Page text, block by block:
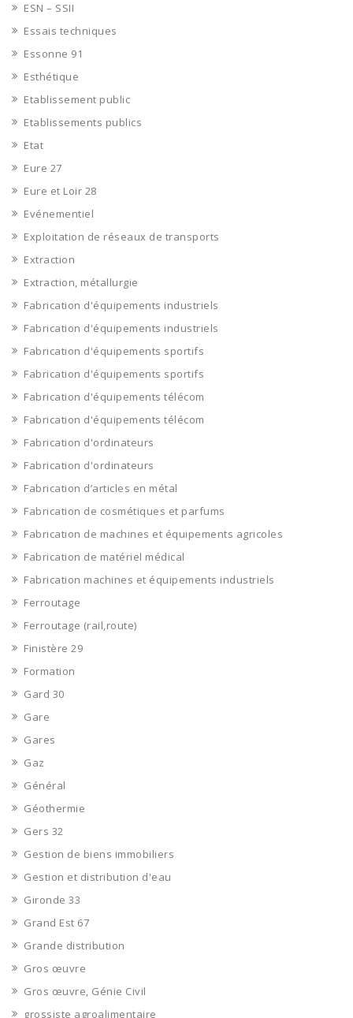
ESN – SSII
Essais techniques
Essonne 91
Esthétique
Etablissement public
Etablissements publics
Etat
Eure 27
Eure et Loir 28
Evénementiel
Exploitation de réseaux de transports
Extraction
Extraction, métallurgie
Fabrication d'équipements industriels
Fabrication d'équipements industriels
Fabrication d'équipements sportifs
Fabrication d'équipements sportifs
Fabrication d'équipements télécom
Fabrication d'équipements télécom
Fabrication d'ordinateurs
Fabrication d'ordinateurs
Fabrication d’articles en métal
Fabrication de cosmétiques et parfums
Fabrication de machines et équipements agricoles
Fabrication de matériel médical
Fabrication machines et équipements industriels
Ferroutage
Ferroutage (rail,route)
Finistère 29
Formation
Gard 30
Gare
Gares
Gaz
Général
Géothermie
Gers 32
Gestion de biens immobiliers
Gestion et distribution d'eau
Gironde 33
Grand Est 67
Grande distribution
Gros œuvre
Gros œuvre, Génie Civil
grossiste agroalimentaire